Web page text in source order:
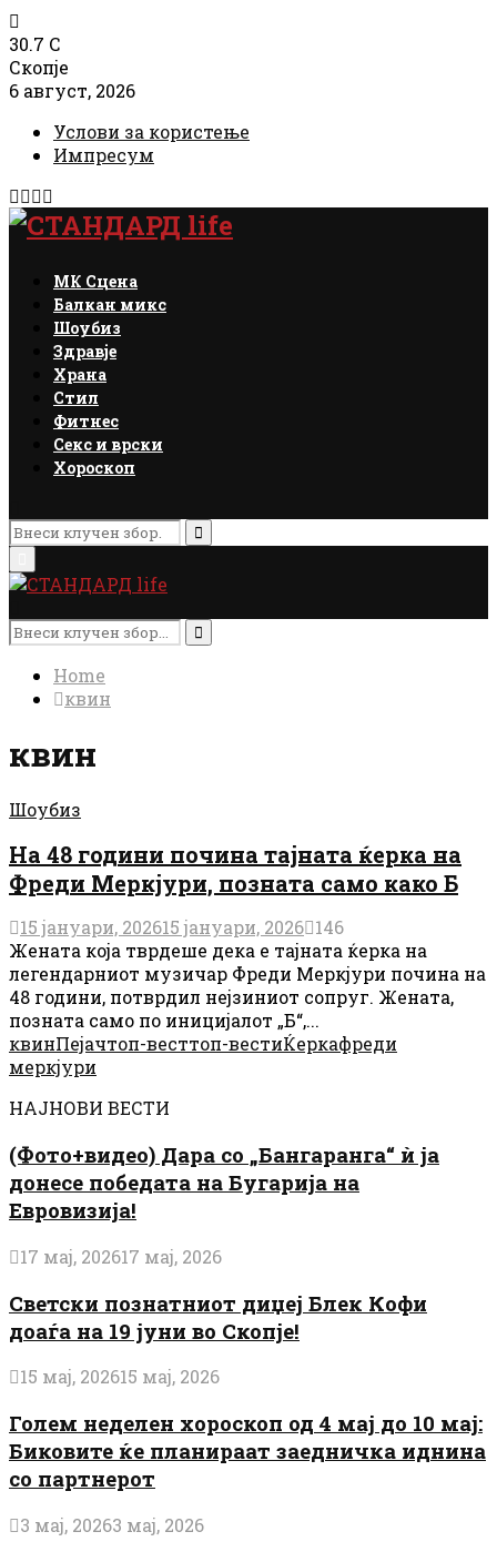
30.7 C
Скопје
6 август, 2026
Услови за користење
Импресум
Facebook
Instagram
Email
МК Сцена
Балкан микс
Шоубиз
Здравје
Храна
Стил
Фитнес
Секс и врски
Хороскоп
Search
for:
Search
Menu
Search
for:
Search
Home
квин
квин
Шоубиз
На 48 години почина тајната ќерка на
Фреди Меркјури, позната само како Б
15 јануари, 202615 јануари, 2026 146
Жената која тврдеше дека е тајната ќерка на
легендарниот музичар Фреди Меркјури почина на
48 години, потврдил нејзиниот сопруг. Жената,
позната само по иницијалот „Б“,...
квинПејачтоп-весттоп-вестиЌеркафреди
меркјури
НАЈНОВИ ВЕСТИ
(Фото+видео) Дара со „Бангаранга“ ѝ ја
донесе победата на Бугарија на
Евровизија!
17 мај, 202617 мај, 2026
Светски познатниот диџеј Блек Кофи
доаѓа на 19 јуни во Скопје!
15 мај, 202615 мај, 2026
Голем неделен хороскоп од 4 мај до 10 мај:
Биковите ќе планираат заедничка иднина
со партнерот
3 мај, 20263 мај, 2026